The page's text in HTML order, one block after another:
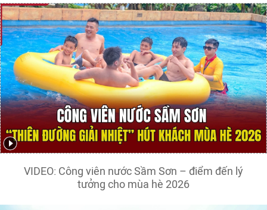
VIDEO: Công viên nước Sầm Sơn – điểm đến lý
tưởng cho mùa hè 2026